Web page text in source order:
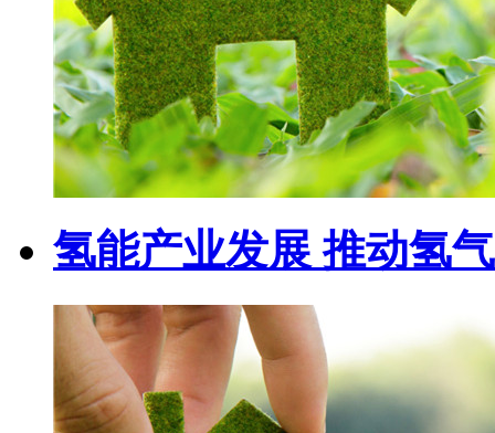
氢能产业发展 推动氢